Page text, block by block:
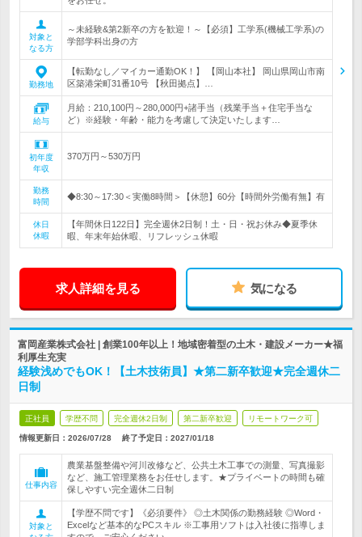
対象と
なる方
～未経験&第2新卒の方を歓迎！～【必須】工学系(機械工学系)の
学部学科出身の方
勤務地
【転勤なし／マイカー通勤OK！】 【岡山本社】 岡山県岡山市南
区築港栄町31番10号 【秋田拠点】…
給与
月給：210,100円～280,000円+諸手当（残業手当＋住宅手当な
ど）※経験・年齢・能力を考慮して決定いたします…
初年度
年収
370万円～530万円
勤務
時間
◆8:30～17:30＜実働8時間＞【休憩】60分【時間外労働有無】有
休日
休暇
【年間休日122日】完全週休2日制！土・日・祝お休み◆夏季休
暇、年末年始休暇、リフレッシュ休暇
求人詳細を見る 気になる
富岡産業株式会社 | 創業100年以上！地域密着型の土木・建設メーカー★福
利厚生充実
経験浅めでもOK！【土木技術員】★第二新卒歓迎★完全週休二
日制
正社員 学歴不問 完全週休2日制 第二新卒歓迎 リモートワーク可
情報更新日：2026/07/28 終了予定日： 2027/01/18
仕事内容
農業基盤整備や河川改修など、公共土木工事での測量、写真撮影
など、施工管理業務をお任せします。★プライベートの時間も確
保しやすい完全週休二日制
対象と
【学歴不問です】《必須要件》 ◎土木関係の勤務経験 ◎Word・
Excelなど基本的なPCスキル ※工事用ソフトは入社後に指導しま